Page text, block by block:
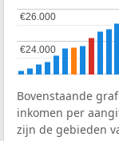
€24.000
€24.000
€26.000
€26.000
Bovenstaande
inkomen per
zijn de gebieden